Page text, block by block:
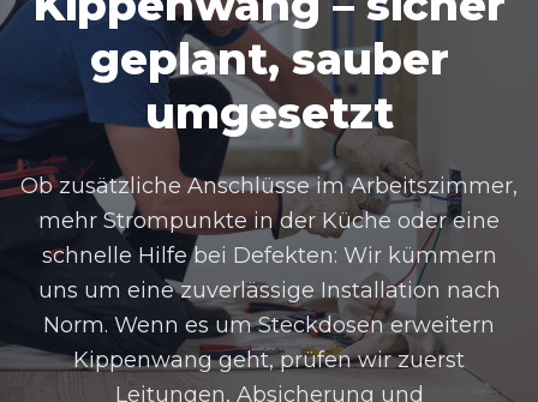
geplant, sauber
umgesetzt
Ob zusätzliche Anschlüsse im Arbeitszimmer,
mehr Strompunkte in der Küche oder eine
schnelle Hilfe bei Defekten: Wir kümmern
uns um eine zuverlässige Installation nach
Norm. Wenn es umSteckdosen erweitern
Kippenwanggeht, prüfen wir zuerst
Leitungen, Absicherung und